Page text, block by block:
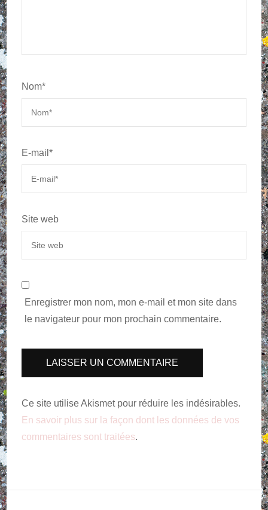
Nom*
E-mail*
Site web
Enregistrer mon nom, mon e-mail et mon site dans
le navigateur pour mon prochain commentaire.
Ce site utilise Akismet pour réduire les indésirables.
En savoir plus sur la façon dont les données de vos
commentaires sont traitées.